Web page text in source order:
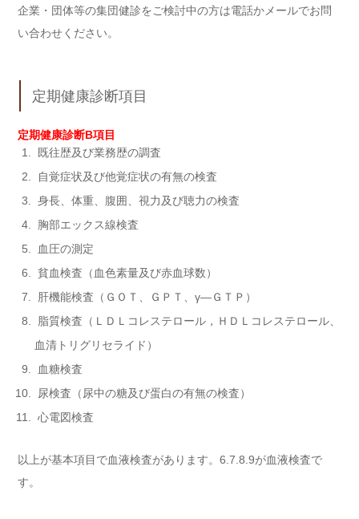
企業・団体等の集団健診をご検討中の方は電話かメールでお問
い合わせください。
定期健康診断項目
定期健康診断B項目
既往歴及び業務歴の調査
自覚症状及び他覚症状の有無の検査
身長、体重、腹囲、視力及び聴力の検査
胸部エックス線検査
血圧の測定
貧血検査（血色素量及び赤血球数）
肝機能検査（ＧＯＴ、ＧＰＴ、γ―ＧＴＰ）
脂質検査（ＬＤＬコレステロール，ＨＤＬコレステロール、
血清トリグリセライド）
血糖検査
尿検査（尿中の糖及び蛋白の有無の検査）
心電図検査
以上が基本項目で血液検査があります。6.7.8.9が血液検査で
す。